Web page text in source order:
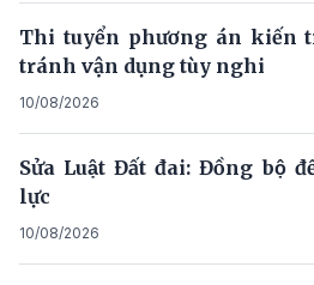
Thi tuyển phương án kiến
tránh vận dụng tùy nghi
10/08/2026
Sửa Luật Đất đai: Đồng bộ
lực
10/08/2026